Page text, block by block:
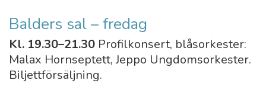
Balders sal – fredag
Kl. 19.30–21.30 Profilkonsert, blåsorkester:
Malax Hornseptett, Jeppo Ungdomsorkester.
Biljettförsäljning.